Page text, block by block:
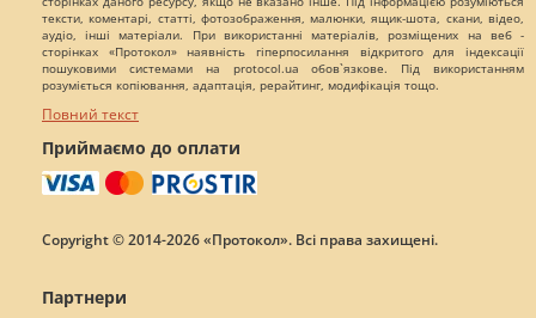
тексти, коментарі, статті, фотозображення, малюнки, ящик-шота, скани, відео,
аудіо, інші матеріали. При використанні матеріалів, розміщених на веб -
сторінках «Протокол» наявність гіперпосилання відкритого для індексації
пошуковими системами на protocol.ua обов`язкове. Під використанням
розуміється копіювання, адаптація, рерайтинг, модифікація тощо.
Повний текст
Приймаємо до оплати
Copyright © 2014-2026 «Протокол». Всі права захищені.
Партнери